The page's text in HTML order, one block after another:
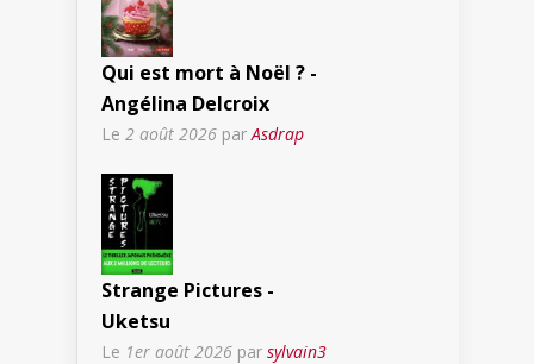
Qui est mort à Noël ? -
Angélina Delcroix
Le 2 août 2026 par Asdrap
Strange Pictures -
Uketsu
Le 1er août 2026 par sylvain3